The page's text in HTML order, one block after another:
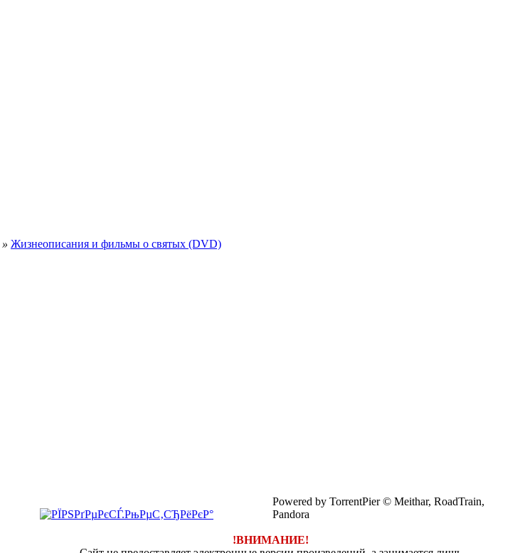
» Жизнеописания и фильмы о святых (DVD)
Powered by TorrentPier © Meithar, RoadTrain,
Pandora
!ВНИМАНИЕ!